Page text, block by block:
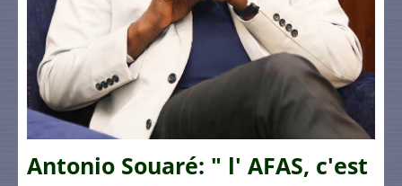
Antonio Souaré: " l' AFAS, c'est